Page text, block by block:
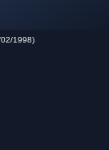
1998)